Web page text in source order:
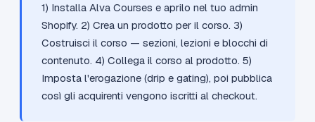
1) Installa Alva Courses e aprilo nel tuo admin
Shopify. 2) Crea un prodotto per il corso. 3)
Costruisci il corso — sezioni, lezioni e blocchi di
contenuto. 4) Collega il corso al prodotto. 5)
Imposta l'erogazione (drip e gating), poi pubblica
così gli acquirenti vengono iscritti al checkout.